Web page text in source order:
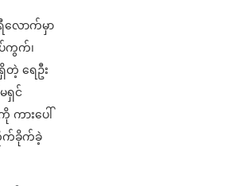
လောက်မှာ
ကွက်၊
တဲ့ ရေဦး
ရှင်
ကားပေါ်
က်ခိုက်ခဲ့